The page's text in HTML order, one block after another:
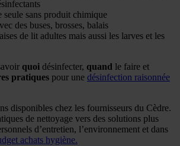
seule sans produit chimique
des buses, brosses, balais
de lit adultes mais aussi les larves et les
quoi désinfecter, quand le faire et
pratiques pour une désinfection raisonnée
disponibles chez les fournisseurs du Cèdre.
de nettoyage vers des solutions plus
d’entretien, l’environnement et dans
achats hygiène.